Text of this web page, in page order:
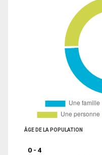
ÂGE DE LA POPULATION
0 - 4